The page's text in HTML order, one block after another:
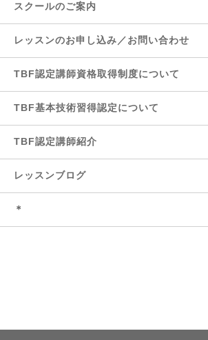
スクールのご案内
レッスンのお申し込み／お問い合わせ
TBF認定講師資格取得制度について
TBF基本技術習得認定について
TBF認定講師紹介
レッスンブログ
＊